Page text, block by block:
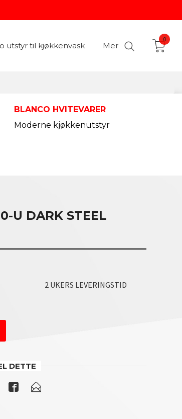
utstyr til kjøkkenvask Mer
0
BLANCO HVITEVARER
Moderne kjøkkenutstyr
U DARK STEEL
2 UKERS LEVERINGSTID
DETTE